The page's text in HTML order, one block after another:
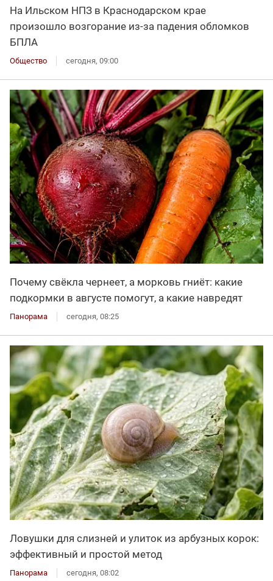
На Ильском НПЗ в Краснодарском крае
произошло возгорание из-за падения обломков
БПЛА
Общество сегодня, 09:00
Почему свёкла чернеет, а морковь гниёт: какие
подкормки в августе помогут, а какие навредят
Панорама сегодня, 08:25
Ловушки для слизней и улиток из арбузных корок:
эффективный и простой метод
Панорама сегодня, 08:02